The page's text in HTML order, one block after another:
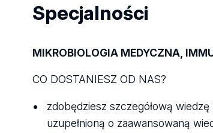
Specjalności
MIKROBIOLOGIA MEDYCZNA,
CO DOSTANIESZ OD NAS?
zdobędziesz szczegółową
uzupełnioną o zaawansowaną